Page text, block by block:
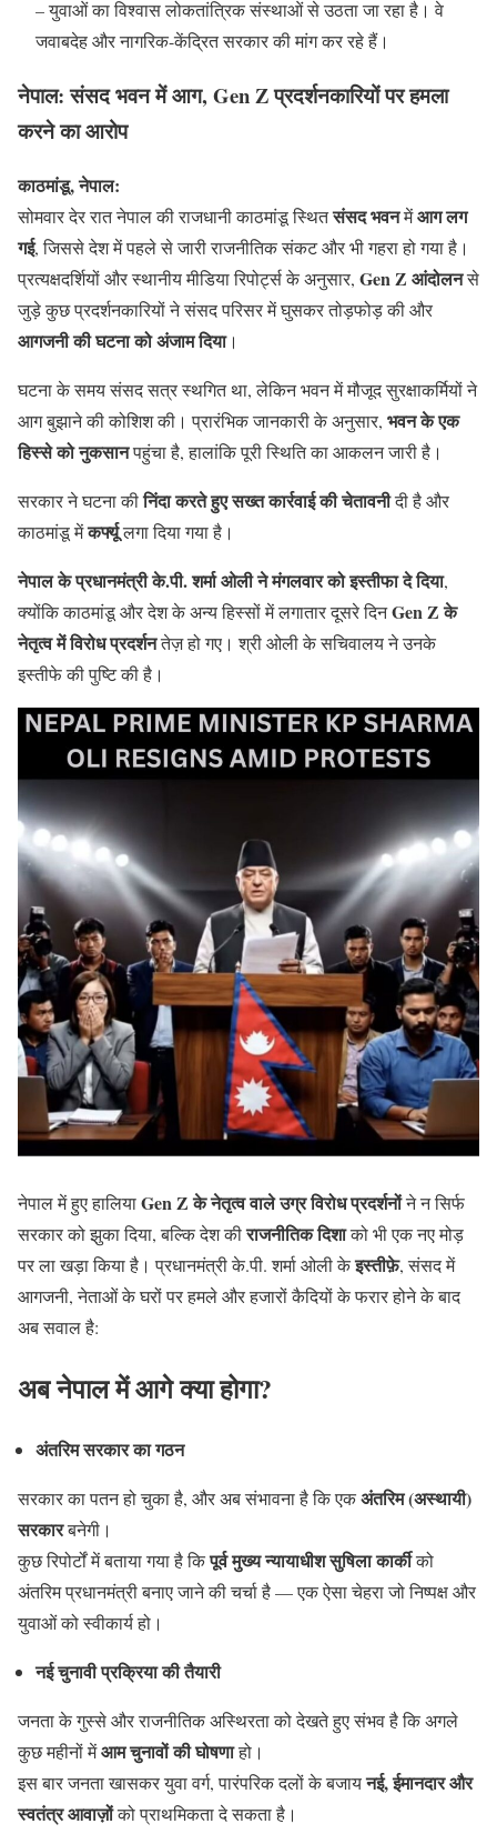
– युवाओं का विश्वास लोकतांत्रिक संस्थाओं से उठता जा रहा है। वे
जवाबदेह और नागरिक-केंद्रित सरकार की मांग कर रहे हैं।
नेपाल: संसद भवन में आग, Gen Z प्रदर्शनकारियों पर हमला
करने का आरोप
काठमांडू, नेपाल:
सोमवार देर रात नेपाल की राजधानी काठमांडू स्थितसंसद भवनमेंआग लग
गई, जिससे देश में पहले से जारी राजनीतिक संकट और भी गहरा हो गया है।
प्रत्यक्षदर्शियों और स्थानीय मीडिया रिपोर्ट्स के अनुसार, Gen Z आंदोलनसे
जुड़े कुछ प्रदर्शनकारियों ने संसद परिसर में घुसकर तोड़फोड़ की और
आगजनी की घटना को अंजाम दिया।
घटना के समय संसद सत्र स्थगित था, लेकिन भवन में मौजूद सुरक्षाकर्मियों ने
आग बुझाने की कोशिश की। प्रारंभिक जानकारी के अनुसार, भवन के एक
हिस्से को नुकसानपहुंचा है, हालांकि पूरी स्थिति का आकलन जारी है।
सरकार ने घटना कीनिंदा करते हुए सख्त कार्रवाई की चेतावनीदी है और
काठमांडू मेंकर्फ्यूलगा दिया गया है।
नेपाल के प्रधानमंत्री के.पी. शर्मा ओली ने मंगलवार को इस्तीफा दे दिया,
क्योंकि काठमांडू और देश के अन्य हिस्सों में लगातार दूसरे दिनGen Z के
नेतृत्व में विरोध प्रदर्शनतेज़ हो गए। श्री ओली के सचिवालय ने उनके
इस्तीफे की पुष्टि की है।
नेपाल में हुए हालियाGen Z के नेतृत्व वाले उग्र विरोध प्रदर्शनोंने न सिर्फ
सरकार को झुका दिया, बल्कि देश कीराजनीतिक दिशाको भी एक नए मोड़
पर ला खड़ा किया है। प्रधानमंत्री के.पी. शर्मा ओली केइस्तीफ़े, संसद में
आगजनी, नेताओं के घरों पर हमले और हजारों कैदियों के फरार होने के बाद
अब सवाल है:
अब नेपाल में आगे क्या होगा?
अंतरिम सरकार का गठन
सरकार का पतन हो चुका है, और अब संभावना है कि एकअंतरिम (अस्थायी)
सरकारबनेगी।
कुछ रिपोर्टों में बताया गया है किपूर्व मुख्य न्यायाधीश सुषिला कार्कीको
अंतरिम प्रधानमंत्री बनाए जाने की चर्चा है — एक ऐसा चेहरा जो निष्पक्ष और
युवाओं को स्वीकार्य हो।
नई चुनावी प्रक्रिया की तैयारी
जनता के गुस्से और राजनीतिक अस्थिरता को देखते हुए संभव है कि अगले
कुछ महीनों मेंआम चुनावों की घोषणाहो।
इस बार जनता खासकर युवा वर्ग, पारंपरिक दलों के बजायनई, ईमानदार और
स्वतंत्र आवाज़ोंको प्राथमिकता दे सकता है।